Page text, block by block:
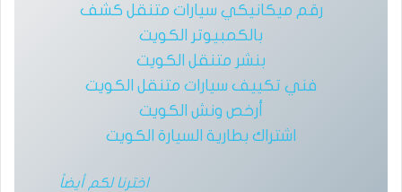
رقم ميكانيكي سيارات متنقل كشف
بالكمبيوتر الكويت
بنشر متنقل الكويت
فني تكييف سيارات متنقل الكويت
أرخص ونش الكويت
اشتراك بطارية السيارة الكويت
اخترنا لكم أيضاً